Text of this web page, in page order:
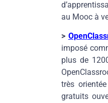
au Mooc à
>
imposé
plus de
très
gratuits